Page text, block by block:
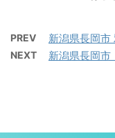
PREV 新潟県長岡
NEXT 新潟県長岡